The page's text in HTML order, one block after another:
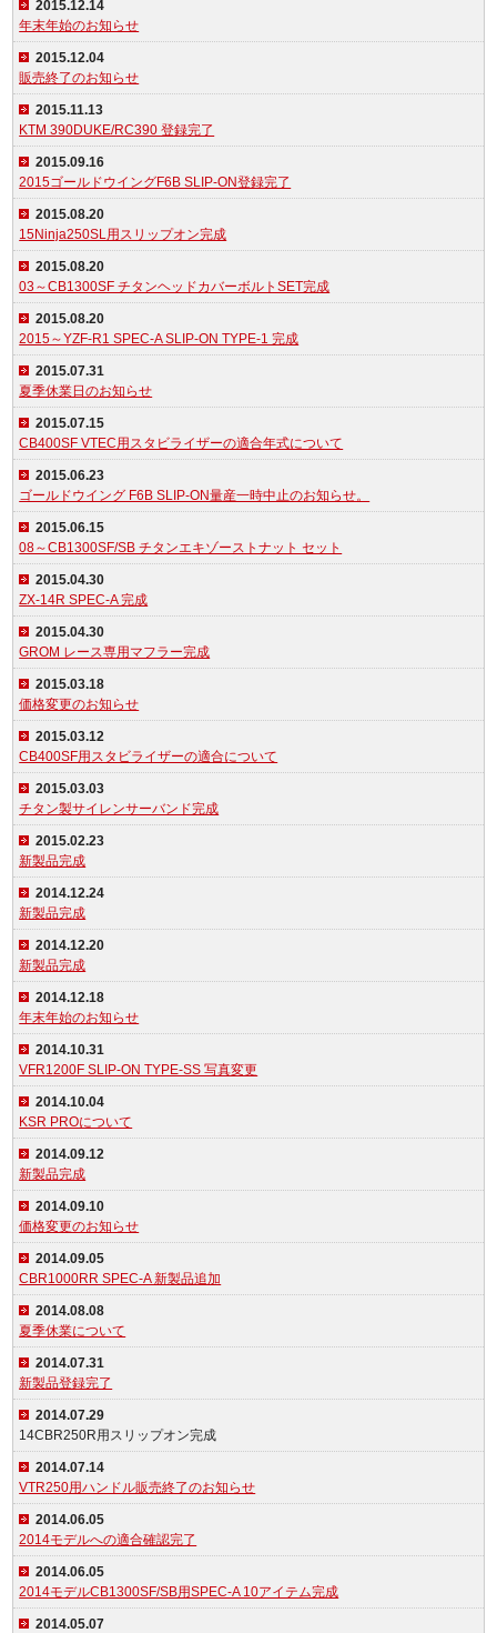
2015.12.14
年末年始のお知らせ
2015.12.04
販売終了のお知らせ
2015.11.13
KTM 390DUKE/RC390 登録完了
2015.09.16
2015ゴールドウイングF6B SLIP-ON登録完了
2015.08.20
15Ninja250SL用スリップオン完成
2015.08.20
03～CB1300SF チタンヘッドカバーボルトSET完成
2015.08.20
2015～YZF-R1 SPEC-A SLIP-ON TYPE-1 完成
2015.07.31
夏季休業日のお知らせ
2015.07.15
CB400SF VTEC用スタビライザーの適合年式について
2015.06.23
ゴールドウイング F6B SLIP-ON量産一時中止のお知らせ。
2015.06.15
08～CB1300SF/SB チタンエキゾーストナット セット
2015.04.30
ZX-14R SPEC-A 完成
2015.04.30
GROM レース専用マフラー完成
2015.03.18
価格変更のお知らせ
2015.03.12
CB400SF用スタビライザーの適合について
2015.03.03
チタン製サイレンサーバンド完成
2015.02.23
新製品完成
2014.12.24
新製品完成
2014.12.20
新製品完成
2014.12.18
年末年始のお知らせ
2014.10.31
VFR1200F SLIP-ON TYPE-SS 写真変更
2014.10.04
KSR PROについて
2014.09.12
新製品完成
2014.09.10
価格変更のお知らせ
2014.09.05
CBR1000RR SPEC-A 新製品追加
2014.08.08
夏季休業について
2014.07.31
新製品登録完了
2014.07.29
14CBR250R用スリップオン完成
2014.07.14
VTR250用ハンドル販売終了のお知らせ
2014.06.05
2014モデルへの適合確認完了
2014.06.05
2014モデルCB1300SF/SB用SPEC-A 10アイテム完成
2014.05.07